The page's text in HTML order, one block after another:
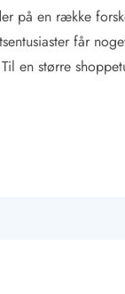
på en række
får
en større